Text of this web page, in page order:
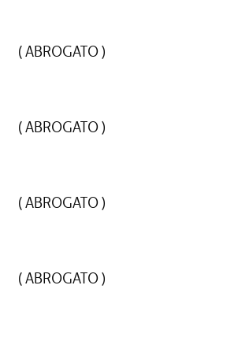
06/01/2013
al 28/12/2012
17/10/2012
( ABROGATO )
( ABROGATO )
( ABROGATO )
( ABROGATO )